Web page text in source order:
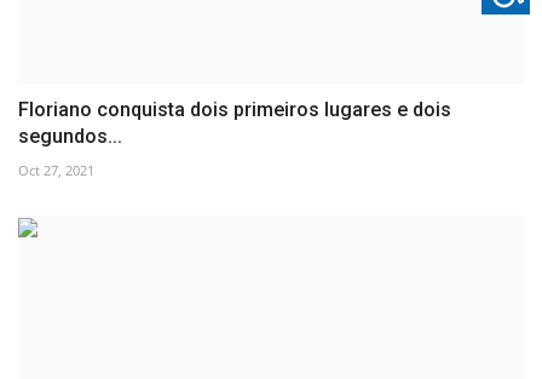
Floriano conquista dois primeiros lugares e dois
segundos...
Oct 27, 2021